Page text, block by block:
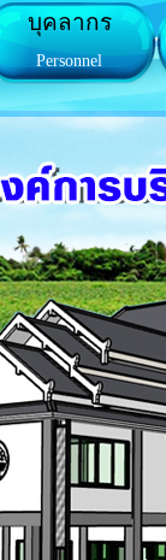
บุคลากร
Personnel